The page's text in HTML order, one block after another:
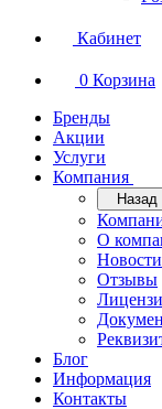
Кабинет
0 Корзина
Бренды
Акции
Услуги
Компания
Назад
О
Новости
Отзывы
Блог
Информация
Контакты